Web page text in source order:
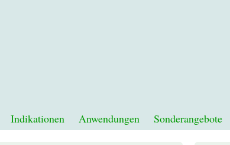
Indikationen Anwendungen Sonderangebote